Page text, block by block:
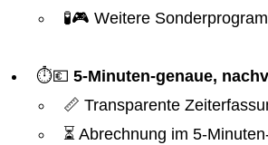
🧪🎮 Weitere
⏱️💶 5-Minuten-genaue,
📏 Transparente
⏳ Abrechnung im 5-